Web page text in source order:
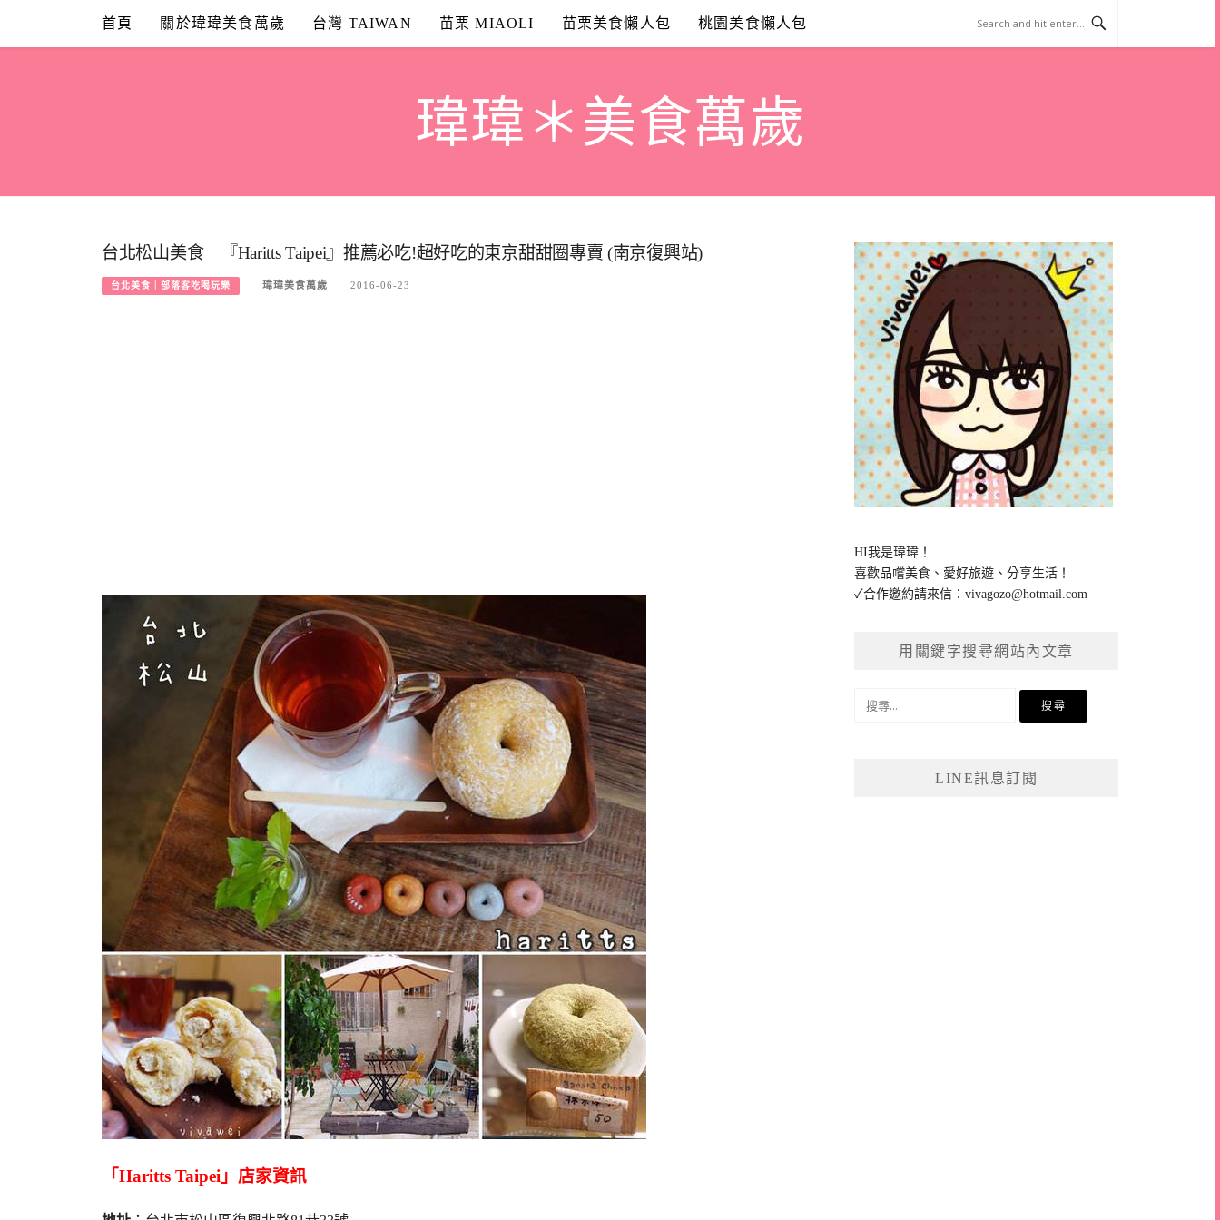
content
首頁 關於瑋瑋美食萬歲 台灣 TAIWAN 苗栗 MIAOLI 苗栗美食懶人包 桃園美食懶人包
瑋瑋＊美食萬歲
台北松山美食｜『Haritts Taipei』推薦必吃!超好吃的東京甜甜圈專賣 (南京復興站)
台北美食｜部落客吃喝玩樂 瑋瑋美食萬歲 2016-06-23
「Haritts Taipei」店家資訊
HI我是瑋瑋！
喜歡品嚐美食、愛好旅遊、分享生活！
✓合作邀約請來信：vivagozo@hotmail.com
用關鍵字搜尋網站內文章
LINE訊息訂閱